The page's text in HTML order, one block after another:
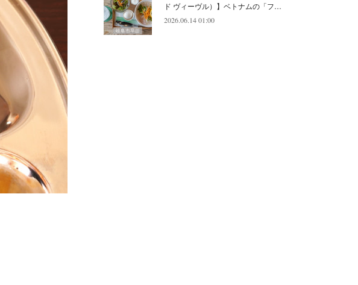
ド ヴィーヴル）】ベトナムの「フ…
2026.06.14 01:00